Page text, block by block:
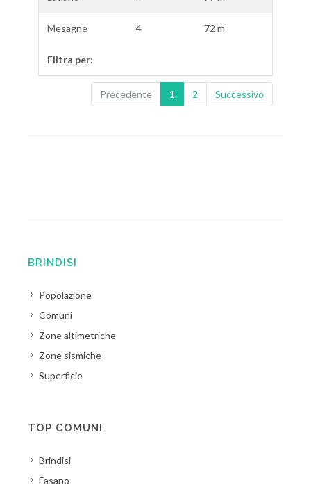
Filtra per:
Mesagne 4 72 m
Precedente 1 2 Successivo
BRINDISI
Popolazione
Comuni
Zone altimetriche
Zone sismiche
Superficie
TOP COMUNI
Brindisi
Fasano